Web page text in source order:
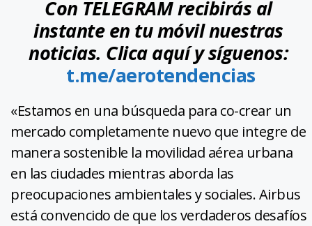
Con TELEGRAM recibirás al
instante en tu móvil nuestras
noticias. Clica aquí y síguenos:
t.me/aerotendencias
«Estamos en una búsqueda para co-crear un
mercado completamente nuevo que integre de
manera sostenible la movilidad aérea urbana
en las ciudades mientras aborda las
preocupaciones ambientales y sociales. Airbus
está convencido de que los verdaderos desafíos